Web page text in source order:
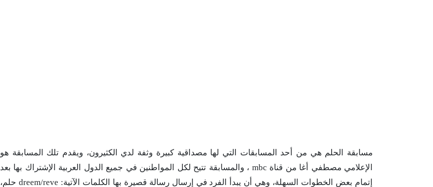
مسابقة الحلم هي من أحد المسابقات التي لها مصداقية كبيرة وثفة لدي الكثيرون، ويقدم تلك المسابقة هو
الإعلامي مصطفي أغا من قناة mbc ، والمسابقة تتيح لكل المواطنين في جميع الدول العربية الإشتراك بها بعد
إتمام بعض الخطوات السهلة، وهي أن يبدأ الفرد في إرسال رسالة قصيرة بها الكلمات الآتية: dreem/reve حلم،